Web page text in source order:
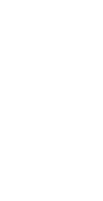
ÜDVÖZLŐ TÁBLA